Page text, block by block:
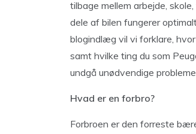
tilbage mellem arbejde,
dele af bilen fungerer
blogindlæg vil vi forklare,
samt hvilke ting du som
undgå unødvendige
Hvad er en forbro?
Forbroen er den forreste